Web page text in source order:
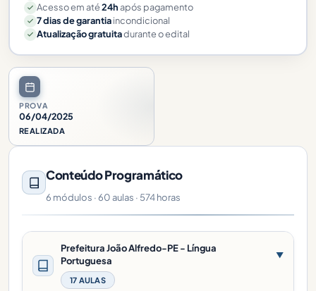
PROVA
06/04/2025
REALIZADA
Conteúdo Programático
6 módulos · 60 aulas · 574 horas
Prefeitura João Alfredo-PE - Língua
Portuguesa
17 AULAS
▼
Acesso em até24hapós pagamento
7 dias de garantiaincondicional
Atualização gratuitadurante o edital